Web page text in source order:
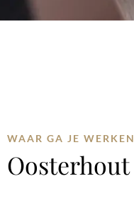
WAAR GA JE WERKEN
Oosterhout